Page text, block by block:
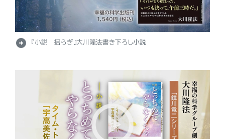
arrow_circle_right 『小説 揺らぎ』大川隆法書き下ろし小説